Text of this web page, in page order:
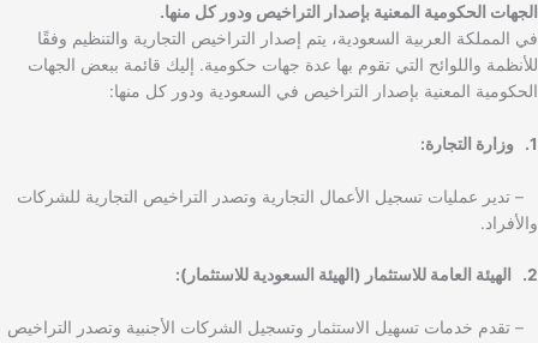
الجهات الحكومية المعنية بإصدار التراخيص ودور كل منها.
في المملكة العربية السعودية، يتم إصدار التراخيص التجارية والتنظيم وفقًا
للأنظمة واللوائح التي تقوم بها عدة جهات حكومية. إليك قائمة ببعض الجهات
الحكومية المعنية بإصدار التراخيص في السعودية ودور كل منها:
1. وزارة التجارة:
– تدير عمليات تسجيل الأعمال التجارية وتصدر التراخيص التجارية للشركات
والأفراد.
2. الهيئة العامة للاستثمار (الهيئة السعودية للاستثمار):
– تقدم خدمات تسهيل الاستثمار وتسجيل الشركات الأجنبية وتصدر التراخيص